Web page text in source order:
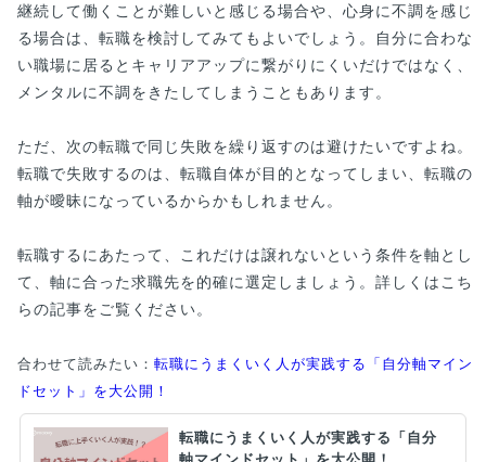
継続して働くことが難しいと感じる場合や、心身に不調を感じ
る場合は、転職を検討してみてもよいでしょう。自分に合わな
い職場に居るとキャリアアップに繋がりにくいだけではなく、
メンタルに不調をきたしてしまうこともあります。
ただ、次の転職で同じ失敗を繰り返すのは避けたいですよね。
転職で失敗するのは、転職自体が目的となってしまい、転職の
軸が曖昧になっているからかもしれません。
転職するにあたって、これだけは譲れないという条件を軸とし
て、軸に合った求職先を的確に選定しましょう。詳しくはこち
らの記事をご覧ください。
合わせて読みたい： 転職にうまくいく人が実践する「自分軸マイン
ドセット」を大公開！
転職にうまくいく人が実践する「自分